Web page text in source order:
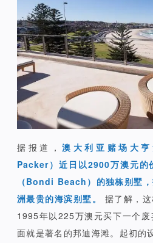
据报道，澳大利亚赌场大
Packer）近日以2900万澳元的
（Bondi Beach）的独栋别墅
洲最贵的海滨别墅。
据了解，
1995年以225万澳元买下一个
面就是著名的邦迪海滩。起初的